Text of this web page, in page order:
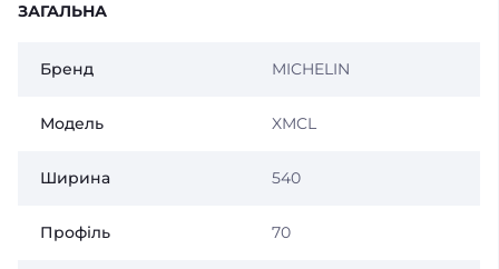
ЗАГАЛЬНА
Бренд MICHELIN
Модель XMCL
Ширина 540
Профіль 70